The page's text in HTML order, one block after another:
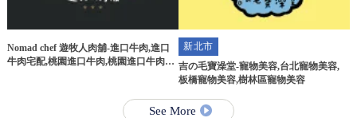
Nomad chef 遊牧人肉舖-進口牛肉,進口
牛肉宅配,桃園進口牛肉,桃園進口牛肉宅
新北市
吉の毛寶澡堂-寵物美容,台北寵物美容,
板橋寵物美容,樹林區寵物美容
See More